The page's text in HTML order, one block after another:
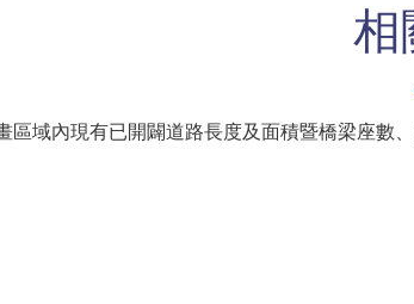
相
區域內現有已開闢道路長度及面積暨橋梁座數